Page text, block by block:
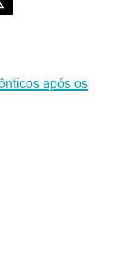
após os